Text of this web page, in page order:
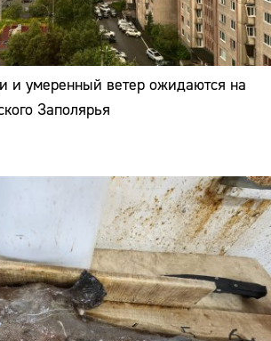
и умеренный ветер ожидаются на
Заполярья